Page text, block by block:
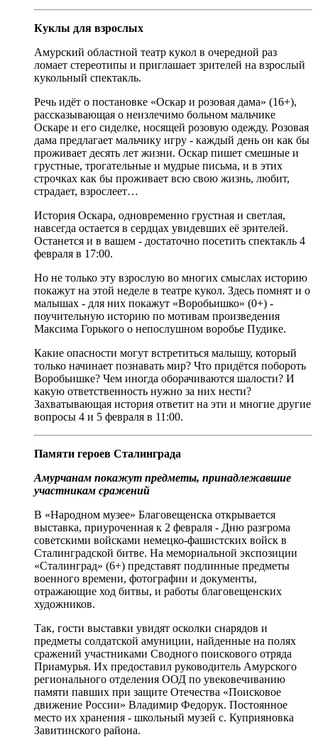
Куклы для взрослых
Амурский областной театр кукол в очередной раз
ломает стереотипы и приглашает зрителей на взрослый
кукольный спектакль.
Речь идёт о постановке «Оскар и розовая дама» (16+),
рассказывающая о неизлечимо больном мальчике
Оскаре и его сиделке, носящей розовую одежду. Розовая
дама предлагает мальчику игру - каждый день он как бы
проживает десять лет жизни. Оскар пишет смешные и
грустные, трогательные и мудрые письма, и в этих
строчках как бы проживает всю свою жизнь, любит,
страдает, взрослеет…
История Оскара, одновременно грустная и светлая,
навсегда остается в сердцах увидевших её зрителей.
Останется и в вашем - достаточно посетить спектакль 4
февраля в 17:00.
Но не только эту взрослую во многих смыслах историю
покажут на этой неделе в театре кукол. Здесь помнят и о
малышах - для них покажут «Воробьишко» (0+) -
поучительную историю по мотивам произведения
Максима Горького о непослушном воробье Пудике.
Какие опасности могут встретиться малышу, который
только начинает познавать мир? Что придётся побороть
Воробьишке? Чем иногда оборачиваются шалости? И
какую ответственность нужно за них нести?
Захватывающая история ответит на эти и многие другие
вопросы 4 и 5 февраля в 11:00.
Памяти героев Сталинграда
Амурчанам покажут предметы, принадлежавшие
участникам сражений
В «Народном музее» Благовещенска открывается
выставка, приуроченная к 2 февраля - Дню разгрома
советскими войсками немецко-фашистских войск в
Сталинградской битве. На мемориальной экспозиции
«Сталинград» (6+) представят подлинные предметы
военного времени, фотографии и документы,
отражающие ход битвы, и работы благовещенских
художников.
Так, гости выставки увидят осколки снарядов и
предметы солдатской амуниции, найденные на полях
сражений участниками Сводного поискового отряда
Приамурья. Их предоставил руководитель Амурского
регионального отделения ООД по увековечиванию
памяти павших при защите Отечества «Поисковое
движение России» Владимир Федорук. Постоянное
место их хранения - школьный музей с. Куприяновка
Завитинского района.